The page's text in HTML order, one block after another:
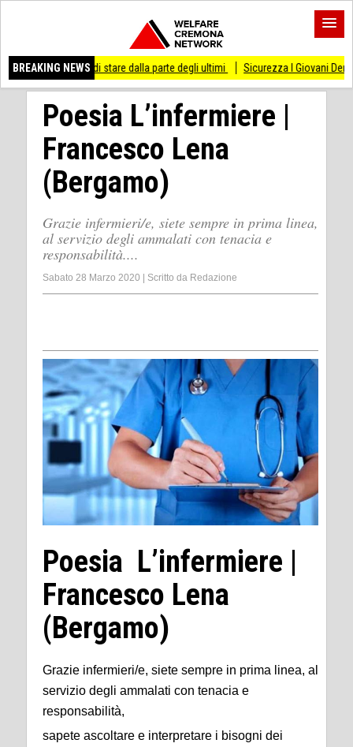
BREAKING NEWS
di stare dalla parte degli ultimi Sicurezza I Giovani Democratici
Poesia L’infermiere |
Francesco Lena
(Bergamo)
Grazie infermieri/e, siete sempre in prima linea,
al servizio degli ammalati con tenacia e
responsabilità....
Sabato 28 Marzo 2020 Scritto da Redazione
Poesia L’infermiere |
Francesco Lena
(Bergamo)
Grazie infermieri/e, siete sempre in prima linea, al
servizio degli ammalati con tenacia e
responsabilità,
sapete ascoltare e interpretare i bisogni dei